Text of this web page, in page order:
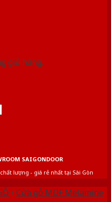
giỏ hàng.
SAIGONDOOR
lượng - giá rẻ nhất tại Sài Gòn
/Cửa gỗ MDF Melamine